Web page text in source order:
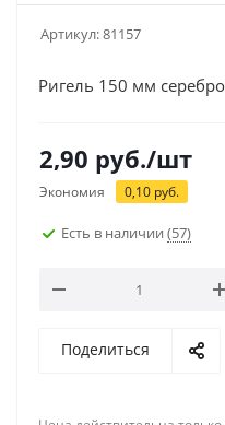
Артикул:81157
Ригель 150 мм серебро
2,90 руб./шт
Экономия 0,10 руб.
Есть в наличии (57)
Поделиться